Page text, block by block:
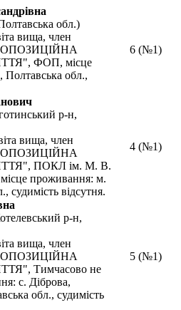
обл.)
вища, член
ФОП, місце
обл.,
6 (№1)
р-н,
вища, член
ПОКЛ ім. М. В.
проживання: м.
судимість відсутня.
4 (№1)
р-н,
вища, член
Тимчасово не
с. Діброва,
обл., судимість
5 (№1)